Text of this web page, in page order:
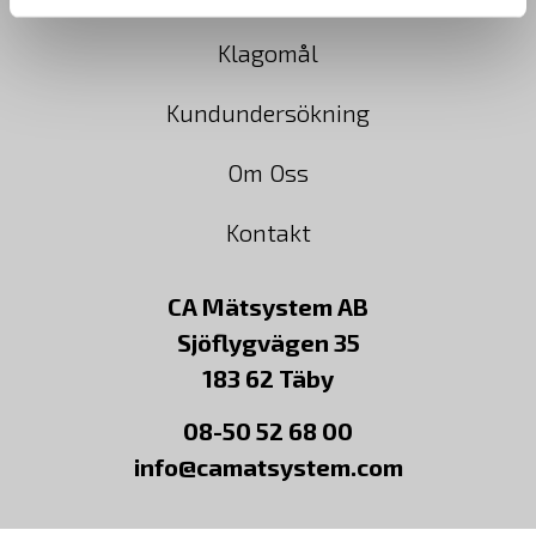
Klagomål
Kundundersökning
Om Oss
Kontakt
CA Mätsystem AB
Sjöflygvägen 35
183 62 Täby
08-50 52 68 00
info@camatsystem.com